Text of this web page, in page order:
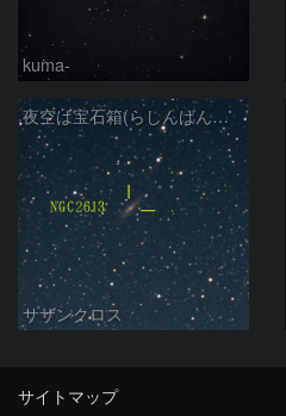
kuma-
夜空は宝石箱(らしんばん座 NGC2613) Seestar50
サザンクロス
サイトマップ